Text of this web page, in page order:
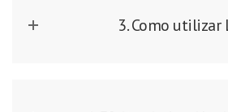
3. Como utilizar